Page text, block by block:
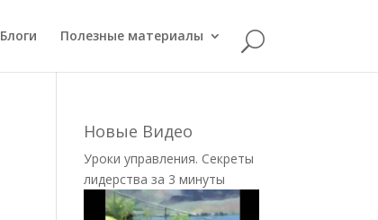
Блоги Полезные материалы
Новые Видео
Уроки управления. Секреты
лидерства за 3 минуты